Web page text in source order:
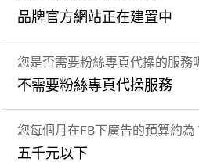
品牌官方網站正在建置中
您是否需要粉絲專頁代操的服務
不需要粉絲專頁代操服務
您每個月在FB下廣告的預算約為
五千元以下